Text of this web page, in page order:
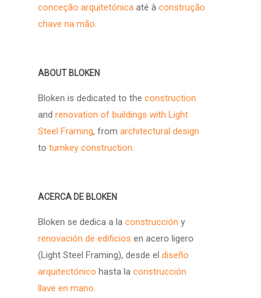
conceção arquitetónica até àconstrução
chave na mão.
ABOUT BLOKEN
Bloken is dedicated to theconstruction
andrenovation of buildings with Light
Steel Framing, fromarchitectural design
toturnkey construction.
ACERCA DE BLOKEN
Bloken se dedica a laconstrucción y
renovación de edificios en acero ligero
(Light Steel Framing), desde eldiseño
arquitectónico hasta laconstrucción
llave en mano.